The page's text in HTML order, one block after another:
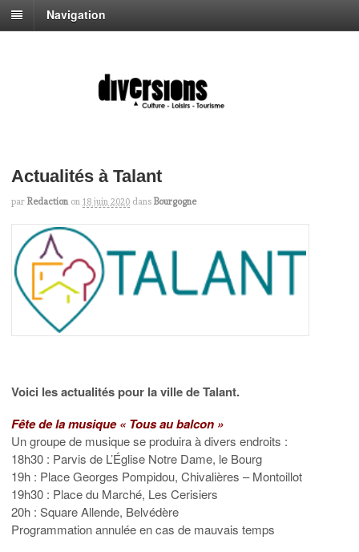
Navigation
Actualités à Talant
par Redaction on 18 juin 2020 dans Bourgogne
Voici les actualités pour la ville de Talant.
Fête de la musique « Tous au balcon »
Un groupe de musique se produira à divers endroits :
18h30 : Parvis de L’Église Notre Dame, le Bourg
19h : Place Georges Pompidou, Chivalières – Montoillot
19h30 : Place du Marché, Les Cerisiers
20h : Square Allende, Belvédère
Programmation annulée en cas de mauvais temps